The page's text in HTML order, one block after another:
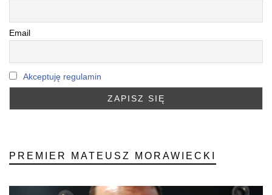
Email
Akceptuję regulamin
PREMIER MATEUSZ MORAWIECKI